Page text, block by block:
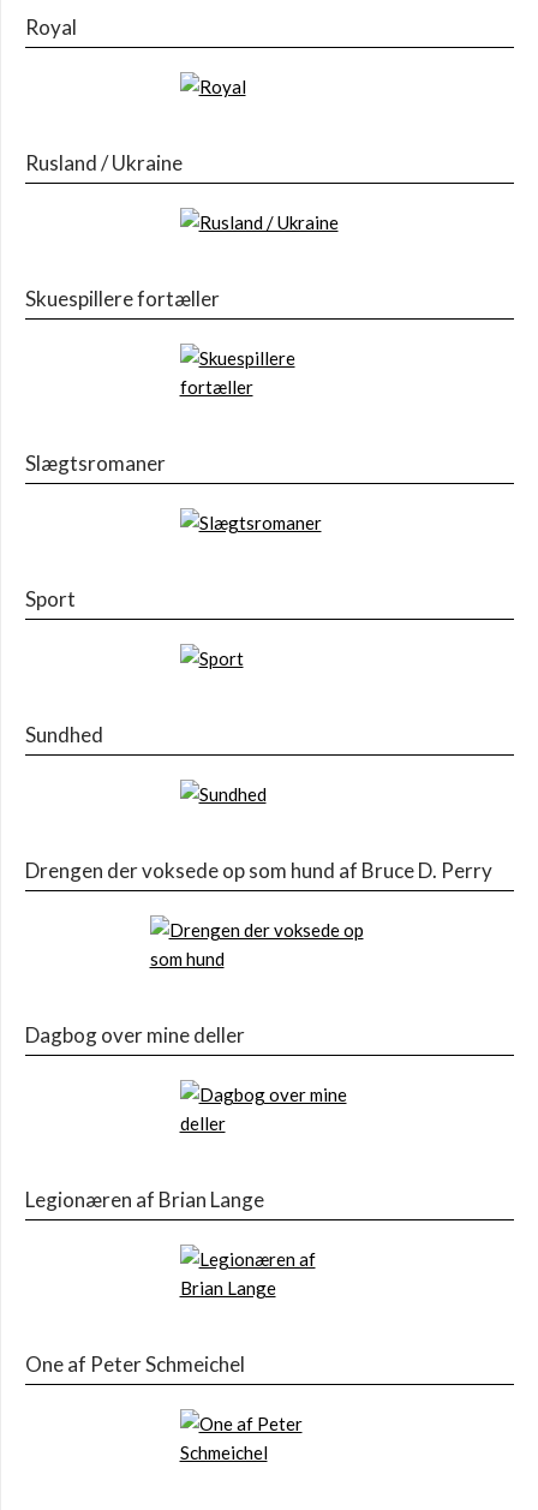
Royal
Rusland / Ukraine
Skuespillere fortæller
Slægtsromaner
Sport
Sundhed
Drengen der voksede op som hund af Bruce D. Perry
Dagbog over mine deller
Legionæren af Brian Lange
One af Peter Schmeichel